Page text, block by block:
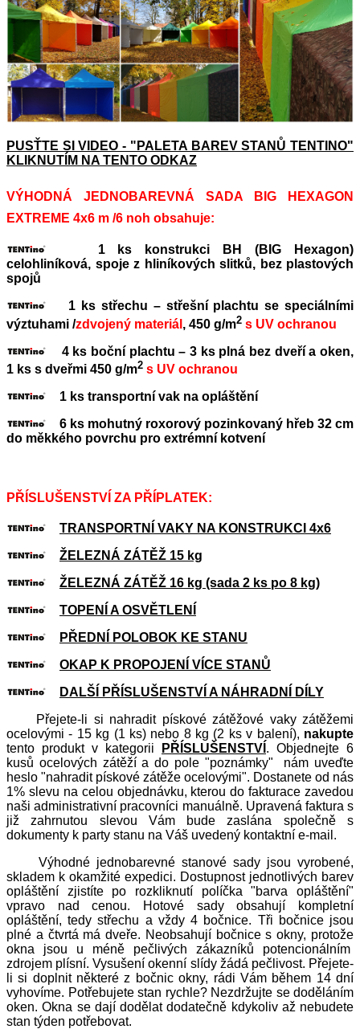
PUSŤTE SI VIDEO - "PALETA BAREV STANŮ TENTINO"
KLIKNUTÍM NA TENTO ODKAZ
VÝHODNÁ JEDNOBAREVNÁ SADA BIG HEXAGON
EXTREME 4x6 m /6 noh obsahuje:
1 ks konstrukci BH (BIG Hexagon)
celohliníková, spoje z hliníkových slitků, bez plastových
spojů
1 ks střechu – střešní plachtu se speciálními
výztuhami /zdvojený materiál , 450 g/m2 s UV ochranou
4 ks boční plachtu – 3 ks plná bez dveří a oken,
1 ks s dveřmi 450 g/m2 s UV ochranou
1 ks transportní vak na opláštění
6 ks mohutný roxorový pozinkovaný hřeb 32 cm
do měkkého povrchu pro extrémní kotvení
PŘÍSLUŠENSTVÍ ZA PŘÍPLATEK:
TRANSPORTNÍ VAKY NA KONSTRUKCI 4x6
ŽELEZNÁ ZÁTĚŽ 15 kg
ŽELEZNÁ ZÁTĚŽ 16 kg (sada 2 ks po 8 kg)
TOPENÍ A OSVĚTLENÍ
PŘEDNÍ POLOBOK KE STANU
OKAP K PROPOJENÍ VÍCE STANŮ
DALŠÍ PŘÍSLUŠENSTVÍ A NÁHRADNÍ DÍLY
Přejete-li si nahradit pískové zátěžové vaky zátěžemi
ocelovými - 15 kg (1 ks) nebo 8 kg (2 ks v balení), nakupte
tento produkt v kategorii
PŘÍSLUŠENSTVÍ . Objednejte 6
kusů ocelových zátěží a do pole "poznámky" nám uveďte
heslo "nahradit pískové zátěže ocelovými". Dostanete od nás
1% slevu na celou objednávku, kterou do fakturace zavedou
naši administrativní pracovníci manuálně. Upravená faktura s
již zahrnutou slevou Vám bude zaslána společně s
dokumenty k party stanu na Váš uvedený kontaktní e-mail.
Výhodné jednobarevné stanové sady jsou vyrobené,
skladem k okamžité expedici. Dostupnost jednotlivých barev
opláštění zjistíte po rozkliknutí políčka "barva opláštění"
vpravo nad cenou. Hotové sady obsahují kompletní
opláštění, tedy střechu a vždy 4 bočnice. Tři bočnice jsou
plné a čtvrtá má dveře. Neobsahují bočnice s okny, protože
okna jsou u méně pečlivých zákazníků potencionálním
zdrojem plísní. Vysušení okenní slídy žádá pečlivost. Přejete-
li si doplnit některé z bočnic okny, rádi Vám během 14 dní
vyhovíme. Potřebujete stan rychle? Nezdržujte se doděláním
oken. Okna se dají dodělat dodatečně kdykoliv až nebudete
stan týden potřebovat.